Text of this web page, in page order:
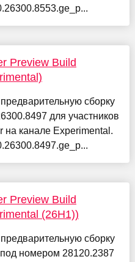
Preview Build
сборку
для участников
канале Experimental.
Preview Build
(26H1))
сборку
номером 28120.2387